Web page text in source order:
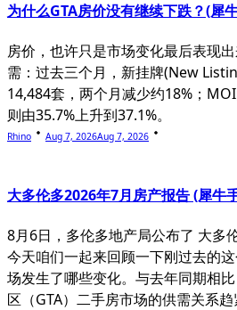
为什么GTA房价没有继续下跌？(犀
房价，也许只是市场变化最后表现
需：过去三个月，新挂牌(New
14,484套，两个月减少约18%；
则由35.7%上升到37.1%。
Rhino Aug 7, 2026Aug 7, 2026
大多伦多2026年7月房产报告 (犀牛
8月6日，多伦多地产局公布了 大多
今天咱们一起来回顾一下刚过去的
场发生了哪些变化。与去年同期相
区（GTA）二手房市场的供需关系